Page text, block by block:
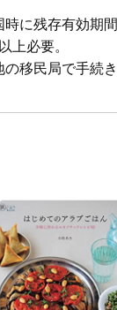
に残存有効期
上必要。
の移民局で手続